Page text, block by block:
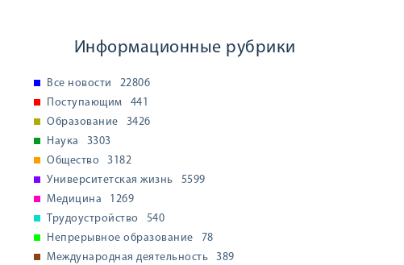
Информационные рубрики
Все новости
22806
Поступающим
441
Образование
3426
Наука
3303
Общество
3182
Университетская жизнь
5599
Медицина
1269
Трудоустройство
540
Непрерывное образование
78
Международная деятельность
389